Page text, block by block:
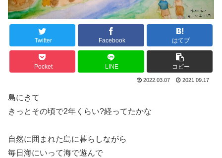
Twitter Facebook はてブ
Pocket LINE コピー
2022.03.07 2021.09.17
島にきて
きっとその頃で2年くらい?経ってたかな
自然に囲まれた島に暮らしながら
毎日海にいって海で遊んで